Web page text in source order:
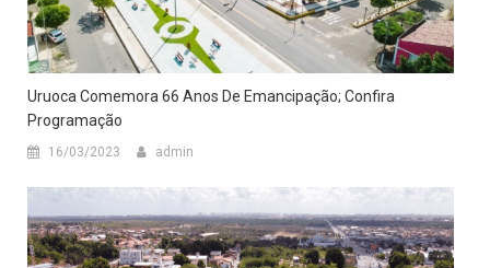
Uruoca Comemora 66 Anos De Emancipação; Confira
Programação
16/03/2023 admin